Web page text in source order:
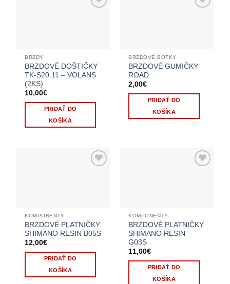
BRZDY
BRZDOVÉ DOŠTIČKY
TK-S20.11 – VOLANS
(2KS)
10,00€
PRIDAŤ DO
KOŠÍKA
BRZDOVÉ BOTKY
BRZDOVÉ GUMIČKY
ROAD
2,00€
PRIDAŤ DO
KOŠÍKA
KOMPONENTY
BRZDOVÉ PLATNIČKY
SHIMANO RESIN B05S
12,00€
PRIDAŤ DO
KOŠÍKA
KOMPONENTY
BRZDOVÉ PLATNIČKY
SHIMANO RESIN
G03S
11,00€
PRIDAŤ DO
KOŠÍKA